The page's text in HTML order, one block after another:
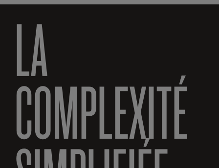
LA
COMPLEXITÉ